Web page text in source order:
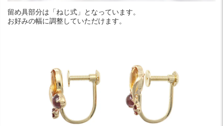
留め具部分は「ねじ式」となっています。
お好みの幅に調整していただけます。